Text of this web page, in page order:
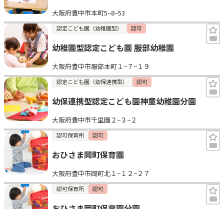
大阪府豊中市本町5−8−53
認定こども園（幼稚園型） 認可
幼稚園型認定こども園 服部幼稚園
大阪府豊中市服部本町１−７−１９
認定こども園（幼保連携型） 認可
幼保連携型認定こども園神童幼稚園分園
大阪府豊中市千里園２−３−２
認可保育所 認可
おひさま岡町保育園
大阪府豊中市岡町北１−１２−２７
認可保育所 認可